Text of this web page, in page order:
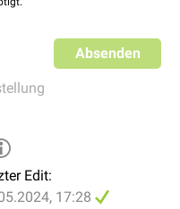
Absenden
Edit:
17:28